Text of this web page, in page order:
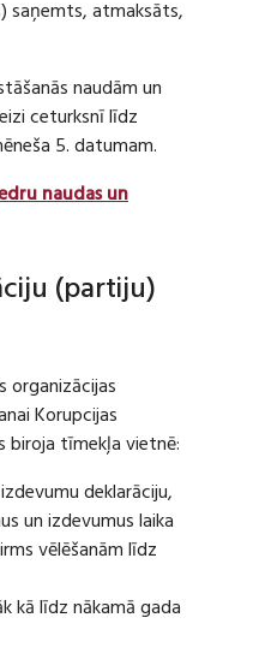
saņemts, atmaksāts,
naudām un
ceturksnī līdz
5. datumam.
naudas un
(partiju)
organizācijas
Korupcijas
biroja tīmekļa vietnē:
deklarāciju,
un izdevumus laika
vēlēšanām līdz
kā līdz nākamā gada